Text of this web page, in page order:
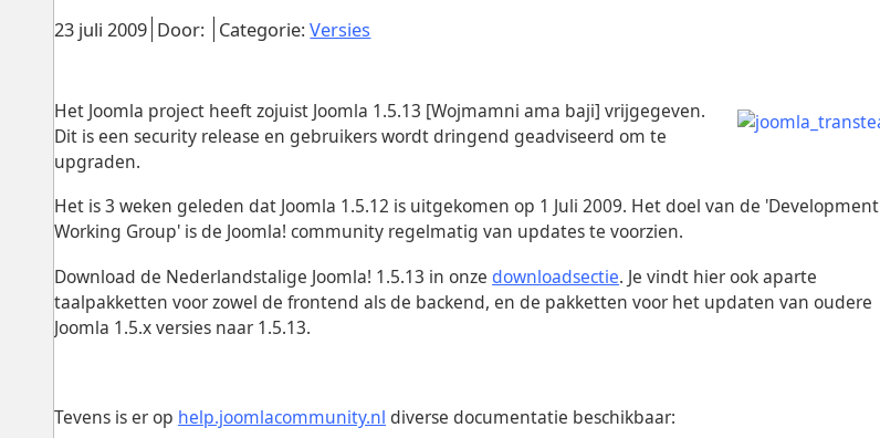
Gepubliceerd:
23 juli 2009. Door: Categorie:Versies
Het Joomla project heeft zojuist Joomla 1.5.13 [Wojmamni ama baji] vrijgegeven.
Dit is een security release en gebruikers wordt dringend geadviseerd om te
upgraden.
Het is 3 weken geleden dat Joomla 1.5.12 is uitgekomen op 1 Juli 2009. Het doel van de 'Development
Working Group' is de Joomla! community regelmatig van updates te voorzien.
Download de Nederlandstalige Joomla! 1.5.13 in onzedownloadsectie. Je vindt hier ook aparte
taalpakketten voor zowel de frontend als de backend, en de pakketten voor het updaten van oudere
Joomla 1.5.x versies naar 1.5.13.
Tevens is er op help.joomlacommunity.nl diverse documentatie beschikbaar: